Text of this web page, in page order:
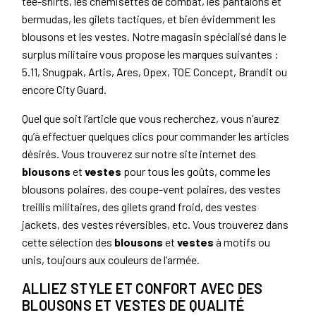
bermudas, les gilets tactiques, et bien évidemment les
blousons et les vestes. Notre magasin spécialisé dans le
surplus militaire vous propose les marques suivantes :
5.11, Snugpak, Artis, Ares, Opex, TOE Concept, Brandit ou
encore City Guard.
Quel que soit l’article que vous recherchez, vous n’aurez
qu’à effectuer quelques clics pour commander les articles
désirés. Vous trouverez sur notre site internet des
blousons et vestes pour tous les goûts, comme les
blousons polaires, des coupe-vent polaires, des vestes
treillis militaires, des gilets grand froid, des vestes
jackets, des vestes réversibles, etc. Vous trouverez dans
cette sélection des blousons et vestes à motifs ou
unis, toujours aux couleurs de l’armée.
ALLIEZ STYLE ET CONFORT AVEC DES
BLOUSONS ET VESTES DE QUALITÉ